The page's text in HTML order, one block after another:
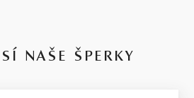
NAŠE ŠPERKY